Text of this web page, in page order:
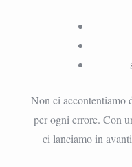
Non ci accontentiamo
per ogni errore. Con
ci lanciamo in